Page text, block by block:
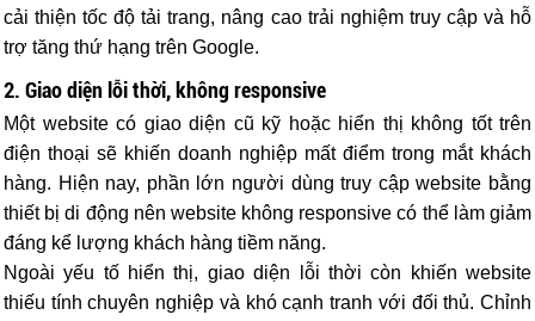
cải thiện tốc độ tải trang, nâng cao trải nghiệm truy cập và hỗ
trợ tăng thứ hạng trên Google.
2. Giao diện lỗi thời, không responsive
Một website có giao diện cũ kỹ hoặc hiển thị không tốt trên
điện thoại sẽ khiến doanh nghiệp mất điểm trong mắt khách
hàng. Hiện nay, phần lớn người dùng truy cập website bằng
thiết bị di động nên website không responsive có thể làm giảm
đáng kể lượng khách hàng tiềm năng.
Ngoài yếu tố hiển thị, giao diện lỗi thời còn khiến website
thiếu tính chuyên nghiệp và khó cạnh tranh với đối thủ. Chỉnh